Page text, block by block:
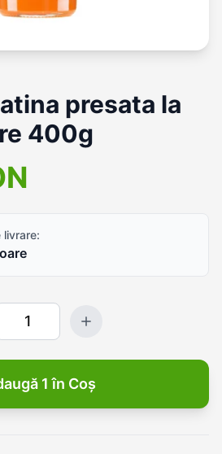
presata la
400g
livrare:
1 în Coș